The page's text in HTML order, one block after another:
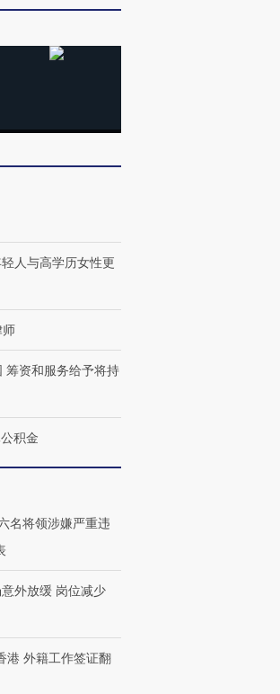
街头抗争将教
机”？难民潮撕裂西班牙
活方式·第三对
【商旅对话】华住集团
住三大增长引擎是什么？
人与高学历女性更
师
筹资和服务给予将持
积金
名将领涉嫌严重违
外放缓 岗位减少
港 外籍工作签证翻